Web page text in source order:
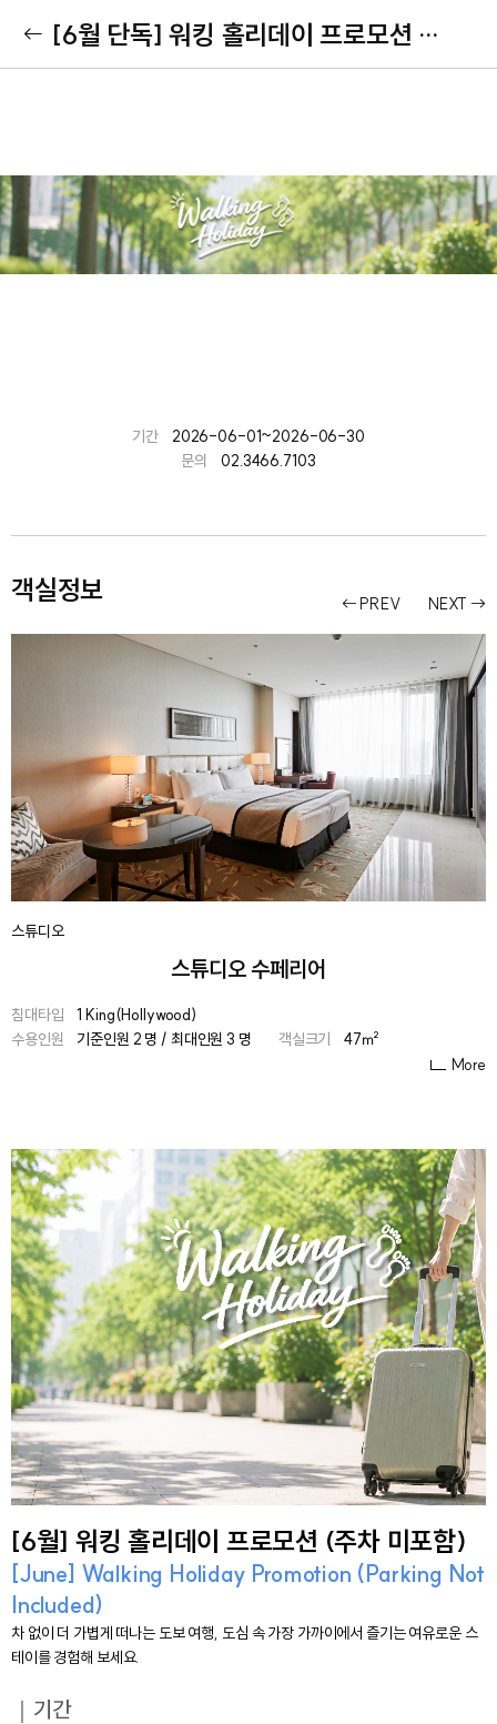
[6월 단독] 워킹 홀리데이 프로모션 (주차 미포함)
기간
2026-06-01~2026-06-30
문의
02.3466.7103
객실정보 PREV NEXT
스튜디오
스튜디오 수페리어
침대타입
1 King(Hollywood)
수용인원
기준인원 2 명 / 최대인원 3 명 객실크기
47㎡
More
[6월] 워킹 홀리데이 프로모션 (주차 미포함)
[June] Walking Holiday Promotion (Parking Not
Included)
차 없이 더 가볍게 떠나는 도보 여행, 도심 속 가장 가까이에서 즐기는 여유로운 스
테이를 경험해 보세요.
｜기간